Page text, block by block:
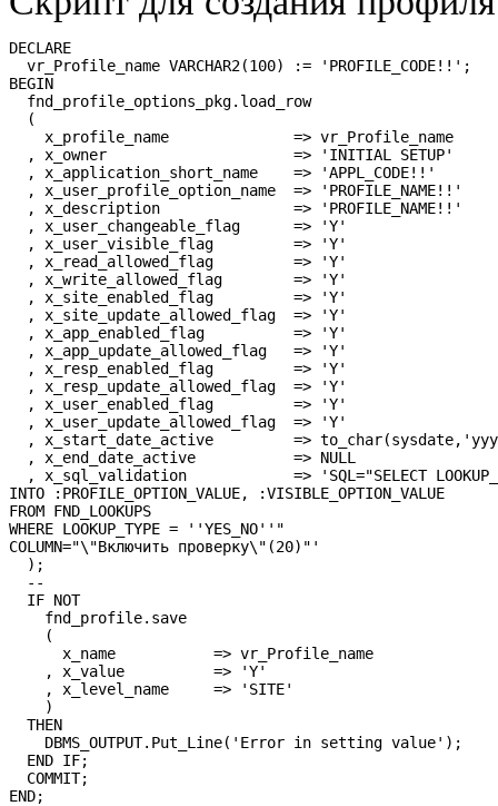
DECLARE
  vr_Profile_name VARCHAR2(100) := 'PROFILE_CODE!!';
BEGIN
  fnd_profile_options_pkg.load_row
  (
    x_profile_name              => vr_Profile_name
  , x_owner                     => 'INITIAL SETUP'
  , x_application_short_name    => 'APPL_CODE!!'
  , x_user_profile_option_name  => 'PROFILE_NAME!!'
  , x_description               => 'PROFILE_NAME!!'
  , x_user_changeable_flag      => 'Y'
  , x_user_visible_flag         => 'Y'
  , x_read_allowed_flag         => 'Y'
  , x_write_allowed_flag        => 'Y'
  , x_site_enabled_flag         => 'Y'
  , x_site_update_allowed_flag  => 'Y'
  , x_app_enabled_flag          => 'Y'
  , x_app_update_allowed_flag   => 'Y'
  , x_resp_enabled_flag         => 'Y'
  , x_resp_update_allowed_flag  => 'Y'
  , x_user_enabled_flag         => 'Y'
  , x_user_update_allowed_flag  => 'Y'
, x_start_date_active         =>
  , x_end_date_active           => NULL
, x_sql_validation            => 'SQL="SELECT
INTO :PROFILE_OPTION_VALUE, :VISIBLE_OPTION_VALUE
FROM FND_LOOKUPS
WHERE LOOKUP_TYPE = ''YES_NO''"
COLUMN="\"Включить проверку\"(20)"'
  );
  --
  IF NOT
    fnd_profile.save
    (
      x_name           => vr_Profile_name
    , x_value          => 'Y'
    , x_level_name     => 'SITE'
    )
  THEN
    DBMS_OUTPUT.Put_Line('Error in setting value');
  END IF;
  COMMIT;
END;